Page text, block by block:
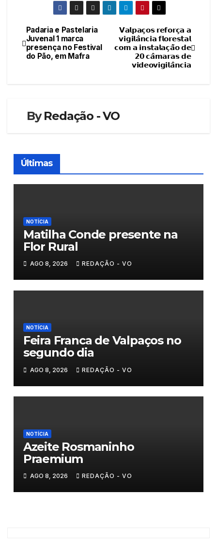
Navegação
de
𝗩𝗮𝗹𝗽𝗮𝗰̧𝗼𝘀 𝗿𝗲𝗳𝗼𝗿𝗰̧𝗮 𝗮
𝘃𝗶𝗴𝗶𝗹𝗮̂𝗻𝗰𝗶𝗮 𝗳𝗹𝗼𝗿𝗲𝘀𝘁𝗮𝗹
𝗰𝗼𝗺 𝗮 𝗶𝗻𝘀𝘁𝗮𝗹𝗮𝗰̧𝗮̃𝗼 𝗱𝗲
𝟮𝟬 𝗰𝗮̂𝗺𝗮𝗿𝗮𝘀 𝗱𝗲
𝘃𝗶𝗱𝗲𝗼𝘃𝗶𝗴𝗶𝗹𝗮̂𝗻𝗰𝗶𝗮
Padaria e Pastelaria
Juvenal 1 marca
presença no Festival
do Pão, em Mafra
ByRedação - VO
Últimas
NOTÍCIA
Matilha Conde presente na
Flor Rural
AGO 8, 2026 REDAÇÃO - VO
NOTÍCIA
Feira Franca de Valpaços no
segundo dia
AGO 8, 2026 REDAÇÃO - VO
NOTÍCIA
Azeite Rosmaninho
Praemium
AGO 8, 2026 REDAÇÃO - VO